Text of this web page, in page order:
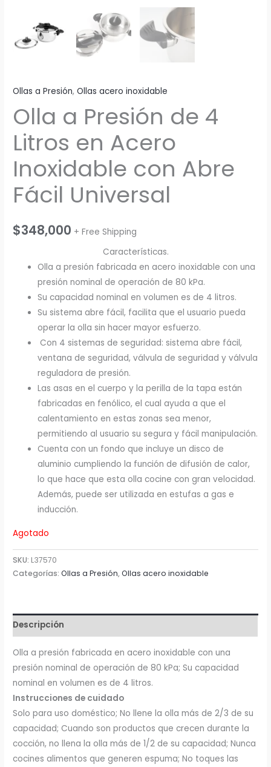
Ollas a Presión,Ollas acero inoxidable
Olla a Presión de 4
Litros en Acero
Inoxidable con Abre
Fácil Universal
$348,000 + Free Shipping
Características.
Olla a presión fabricada en acero inoxidable con una
presión nominal de operación de 80 kPa.
Su capacidad nominal en volumen es de 4 litros.
Su sistema abre fácil, facilita que el usuario pueda
operar la olla sin hacer mayor esfuerzo.
Con 4 sistemas de seguridad: sistema abre fácil,
ventana de seguridad, válvula de seguridad y válvula
reguladora de presión.
Las asas en el cuerpo y la perilla de la tapa están
fabricadas en fenólico, el cual ayuda a que el
calentamiento en estas zonas sea menor,
permitiendo al usuario su segura y fácil manipulación.
Cuenta con un fondo que incluye un disco de
aluminio cumpliendo la función de difusión de calor,
lo que hace que esta olla cocine con gran velocidad.
Además, puede ser utilizada en estufas a gas e
inducción.
Agotado
SKU: L37570
Categorías:Ollas a Presión,Ollas acero inoxidable
Descripción
Olla a presión fabricada en acero inoxidable con una
presión nominal de operación de 80 kPa; Su capacidad
nominal en volumen es de 4 litros.
Instrucciones de cuidado
Solo para uso doméstico; No llene la olla más de 2/3 de su
capacidad; Cuando son productos que crecen durante la
cocción, no llena la olla más de 1/2 de su capacidad; Nunca
cocines alimentos que generen espuma; No toques las